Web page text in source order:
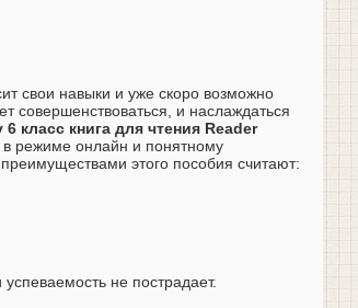
свои навыки и уже скоро возможно
совершенствоваться, и наслаждаться
класс книга для чтения Reader
в режиме онлайн и понятному
этого пособия считают:
не пострадает.